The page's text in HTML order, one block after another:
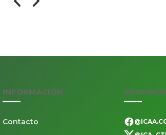
INFORMACIÓN
Contacto